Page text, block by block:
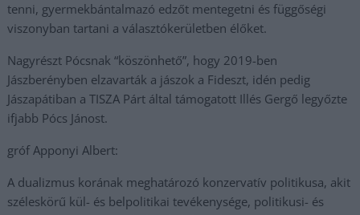
tenni, gyermekbántalmazó edzőt mentegetni és függőségi
viszonyban tartani a választókerületben élőket.
Nagyrészt Pócsnak “köszönhető”, hogy 2019-ben
Jászberényben elzavarták a jászok a Fideszt, idén pedig
Jászapátiban a TISZA Párt által támogatott Illés Gergő legyőzte
ifjabb Pócs Jánost.
gróf Apponyi Albert:
A dualizmus korának meghatározó konzervatív politikusa, akit
széleskörű kül- és belpolitikai tevékenysége, politikusi- és